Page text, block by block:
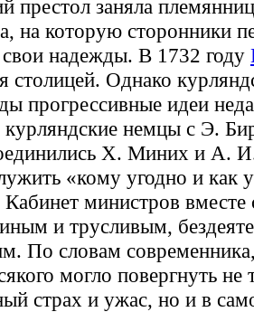
престол заняла
на которую сторонники
свои надежды. В 1732 году
столицей. Однако
прогрессивные идеи
немцы с Э.
X. Миних и А.
«кому угодно и как
Кабинет министров
и трусливым,
По словам
могло повергнуть не
страх и ужас, но и в